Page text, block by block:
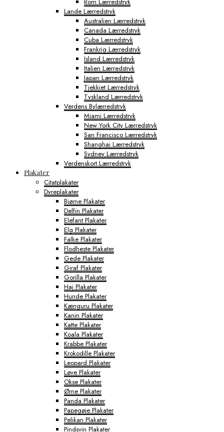
Lande Lærredstryk
Australien Lærredstryk
Canada Lærredstryk
Cuba Lærredstryk
Frankrig Lærredstryk
Island Lærredstryk
Italien Lærredstryk
Japan Lærredstryk
Tjekkiet Lærredstryk
Tyskland Lærredstryk
Verdens Bylærredstryk
Miami Lærredstryk
New York City Lærredstryk
San Francisco Lærredstryk
Shanghai Lærredstryk
Sydney Lærredstryk
Verdenskort Lærredstryk
Plakater
Citatplakater
Dyreplakater
Bjørne Plakater
Delfin Plakater
Elefant Plakater
Elg Plakater
Falke Plakater
Flodheste Plakater
Gede Plakater
Giraf Plakater
Gorilla Plakater
Haj Plakater
Hunde Plakater
Kænguru Plakater
Kanin Plakater
Katte Plakater
Koala Plakater
Krabbe Plakater
Krokodille Plakater
Leopard Plakater
Løve Plakater
Okse Plakater
Ørne Plakater
Panda Plakater
Papegøje Plakater
Pelikan Plakater
Pindsvin Plakater